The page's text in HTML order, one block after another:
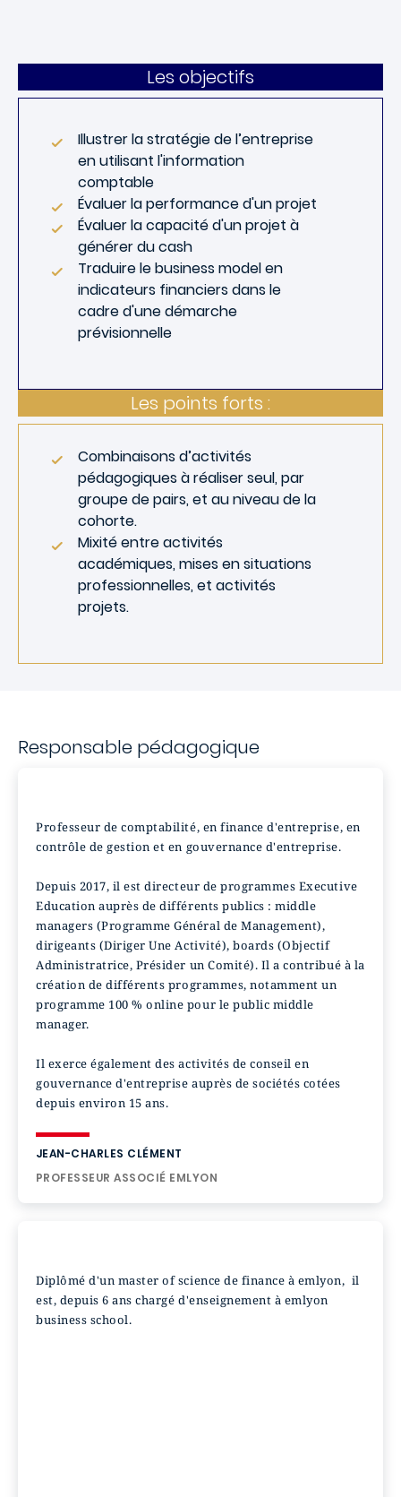
Les objectifs
Illustrer la stratégie de l’entreprise
en utilisant l'information
comptable
Évaluer la performance d'un projet
Évaluer la capacité d'un projet à
générer du cash
Traduire le business model en
indicateurs financiers dans le
cadre d'une démarche
prévisionnelle
Les points forts :
Combinaisons d’activités
pédagogiques à réaliser seul, par
groupe de pairs, et au niveau de la
cohorte.
Mixité entre activités
académiques, mises en situations
professionnelles, et activités
projets.
Responsable pédagogique
Professeur de comptabilité, en finance d'entreprise, en
contrôle de gestion et en gouvernance d'entreprise.
Depuis 2017, il est directeur de programmes Executive
Education auprès de différents publics : middle
managers (Programme Général de Management),
dirigeants (Diriger Une Activité), boards (Objectif
Administratrice, Présider un Comité). Il a contribué à la
création de différents programmes, notamment un
programme 100 % online pour le public middle
manager.
Il exerce également des activités de conseil en
gouvernance d'entreprise auprès de sociétés cotées
depuis environ 15 ans.
JEAN-CHARLES CLÉMENT
PROFESSEUR ASSOCIÉ EMLYON
Diplômé d'un master of science de finance à emlyon, il
est, depuis 6 ans chargé d'enseignement à emlyon
business school.